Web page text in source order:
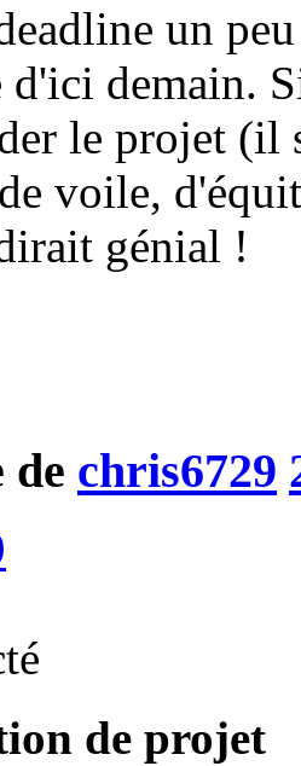
un
demain.
le projet (il
voile,
génial !
de chris6729
de projet